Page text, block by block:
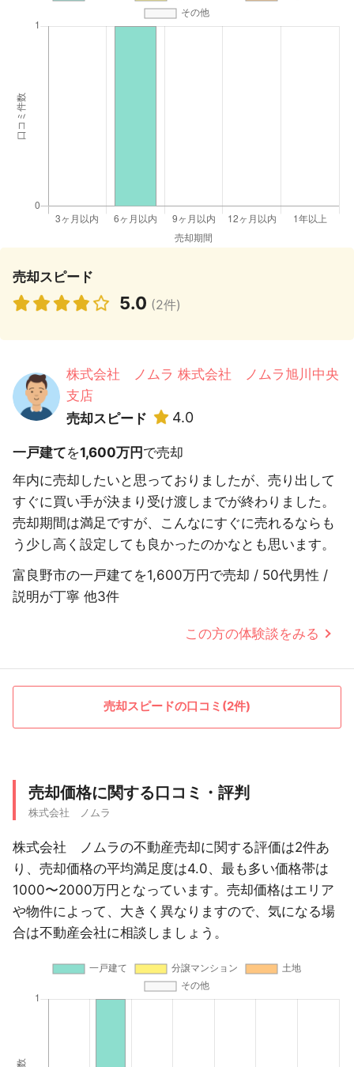
売却スピード
5.0 (2件)
株式会社 ノムラ 株式会社 ノムラ旭川中央
支店
売却スピード
4.0
一戸建てを1,600万円 で売却
年内に売却したいと思っておりましたが、売り出して
すぐに買い手が決まり受け渡しまでが終わりました。
売却期間は満足ですが、こんなにすぐに売れるならも
う少し高く設定しても良かったのかなとも思います。
富良野市の一戸建てを1,600万円で売却 / 50代男性 /
説明が丁寧 他3件
この方の体験談をみる
売却スピードの口コミ(2件)
売却価格に関する口コミ・評判
株式会社 ノムラ
株式会社 ノムラの不動産売却に関する評価は2件あ
り、売却価格の平均満足度は4.0、最も多い価格帯は
1000〜2000万円となっています。売却価格はエリア
や物件によって、大きく異なりますので、気になる場
合は不動産会社に相談しましょう。